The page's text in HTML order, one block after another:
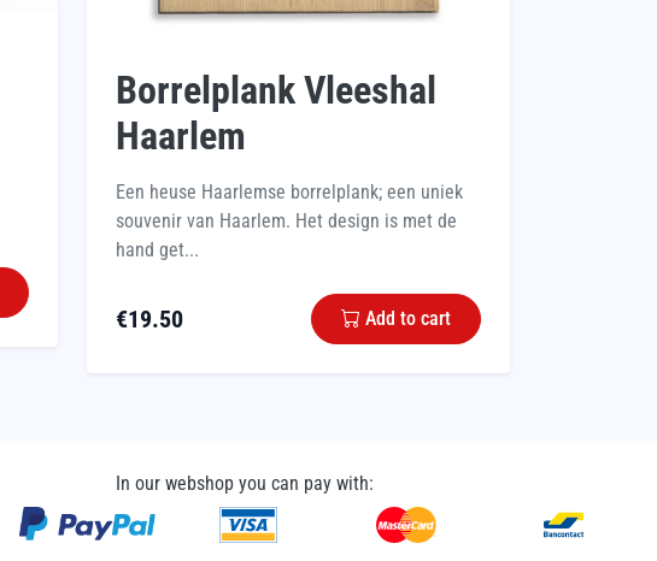
Borrelplank Vleeshal
Haarlem
Een heuse Haarlemse borrelplank; een uniek
souvenir van Haarlem. Het design is met de
hand get...
€19.50 Add to cart
In our webshop you can pay with: